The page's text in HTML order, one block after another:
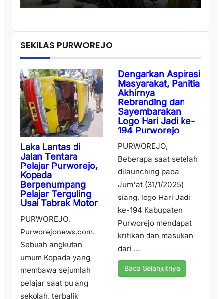
SEKILAS PURWOREJO
Laka Lantas di
Jalan Tentara
Pelajar Purworejo,
Kopada
Berpenumpang
Pelajar Terguling
Usai Tabrak Motor
PURWOREJO,
Purworejonews.com.
Sebuah angkutan
umum Kopada yang
membawa sejumlah
pelajar saat pulang
sekolah, terbalik
Dengarkan Aspirasi
Masyarakat, Panitia
Akhirnya
Rebranding dan
Sayembarakan
Logo Hari Jadi ke-
194 Purworejo
PURWOREJO,
Beberapa saat setelah
dilaunching pada
Jum'at (31/1/2025)
siang, logo Hari Jadi
ke-194 Kabupaten
Purworejo mendapat
kritikan dan masukan
dari ...
Baca Selanjutnya